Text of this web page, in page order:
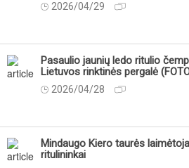
2026/04/29
Pasaulio jaunių ledo ritulio
Lietuvos rinktinės pergalė
2026/04/28
Mindaugo Kiero taurės
ritulininkai